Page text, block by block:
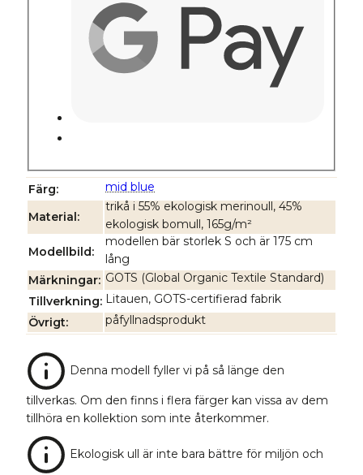
Färg mid blue
Material
trikå i 55% ekologisk merinoull, 45%
ekologisk bomull, 165g/m²
Modellbild
modellen bär storlek S och är 175 cm
lång
Märkningar GOTS (Global Organic Textile Standard)
Tillverkning Litauen, GOTS-certifierad fabrik
Övrigt
påfyllnadsprodukt
Denna modell fyller vi på så länge den
tillverkas. Om den finns i flera färger kan vissa av dem
tillhöra en kollektion som inte återkommer.
Ekologisk ull är inte bara bättre för miljön och